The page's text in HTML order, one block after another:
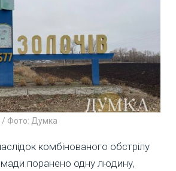
/ Фото: Думка
комбінованого обстрілу
поранено одну людину,